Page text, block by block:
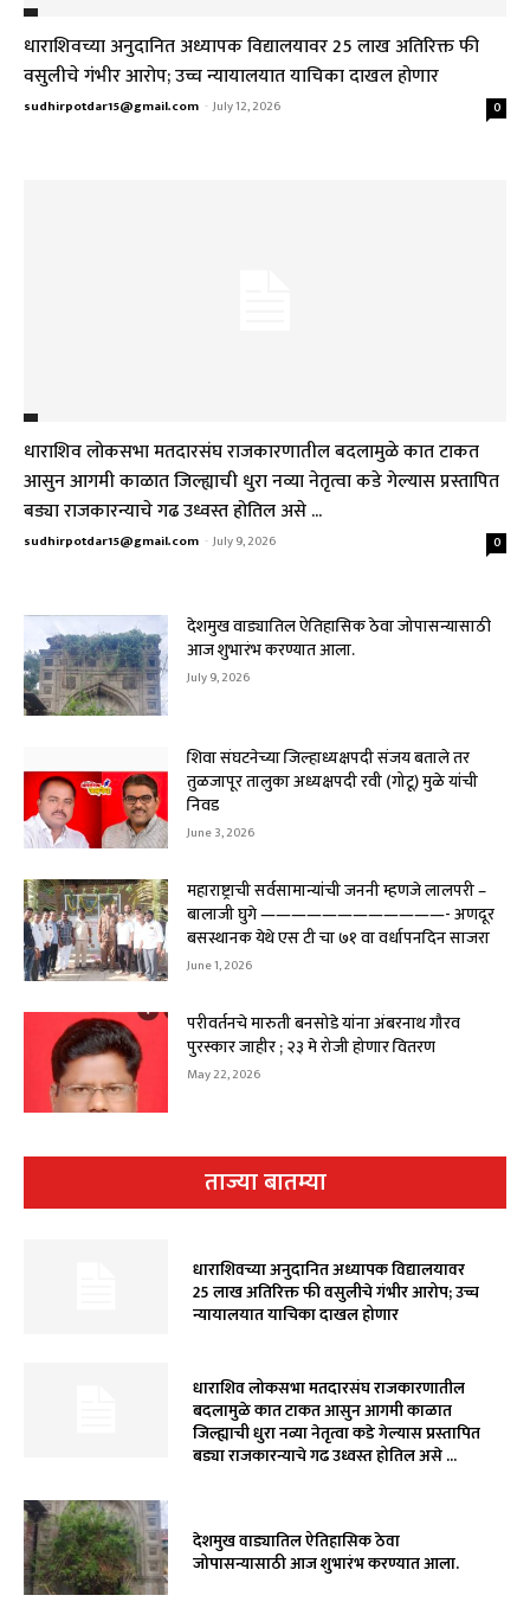
धाराशिवच्या अनुदानित अध्यापक विद्यालयावर ₹25 लाख अतिरिक्त फी
वसुलीचे गंभीर आरोप; उच्च न्यायालयात याचिका दाखल होणार
sudhirpotdar15@gmail.com - July 12, 2026 0
धाराशिव लोकसभा मतदारसंघ राजकारणातील बदलामुळे कात टाकत
आसुन आगमी काळात जिल्ह्याची धुरा नव्या नेतृत्वा कडे गेल्यास प्रस्तापित
बड्या राजकारन्याचे गढ उध्वस्त होतिल असे ...
sudhirpotdar15@gmail.com - July 9, 2026 0
देशमुख वाड्यातिल ऐतिहासिक ठेवा जोपासन्यासाठी
आज शुभारंभ करण्यात आला.
July 9, 2026
शिवा संघटनेच्या जिल्हाध्यक्षपदी संजय बताले तर
तुळजापूर तालुका अध्यक्षपदी रवी (गोटू) मुळे यांची
निवड
June 3, 2026
महाराष्ट्राची सर्वसामान्यांची जननी म्हणजे लालपरी –
बालाजी घुगे ————————————- अणदूर
बसस्थानक येथे एस टी चा ७१ वा वर्धापनदिन साजरा
June 1, 2026
परीवर्तनचे मारुती बनसोडे यांना अंबरनाथ गौरव
पुरस्कार जाहीर ; २३ मे रोजी होणार वितरण
May 22, 2026
ताज्या बातम्या
धाराशिवच्या अनुदानित अध्यापक विद्यालयावर
₹25 लाख अतिरिक्त फी वसुलीचे गंभीर आरोप; उच्च
न्यायालयात याचिका दाखल होणार
धाराशिव लोकसभा मतदारसंघ राजकारणातील
बदलामुळे कात टाकत आसुन आगमी काळात
जिल्ह्याची धुरा नव्या नेतृत्वा कडे गेल्यास प्रस्तापित
बड्या राजकारन्याचे गढ उध्वस्त होतिल असे ...
देशमुख वाड्यातिल ऐतिहासिक ठेवा
जोपासन्यासाठी आज शुभारंभ करण्यात आला.